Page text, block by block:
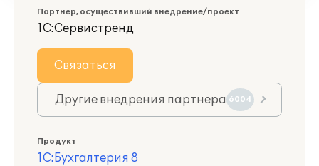
Партнер, осуществивший внедрение/проект
1С:Сервистренд
Связаться
Другие внедрения партнера 6004
Продукт
1С:Бухгалтерия 8